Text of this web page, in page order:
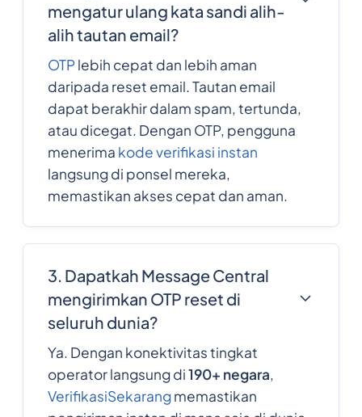
mengatur ulang kata sandi alih-
alih tautan email?
OTPlebih cepat dan lebih aman
daripada reset email. Tautan email
dapat berakhir dalam spam, tertunda,
atau dicegat. Dengan OTP, pengguna
menerima kode verifikasi instan
langsung di ponsel mereka,
memastikan akses cepat dan aman.
3. Dapatkah Message Central
mengirimkan OTP reset di
seluruh dunia?
Ya. Dengan konektivitas tingkat
operator langsung di190+ negara,
VerifikasiSekarangmemastikan